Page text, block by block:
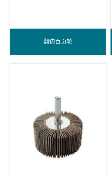
翻边百页轮